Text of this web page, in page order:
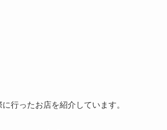
行ったお店を紹介しています。